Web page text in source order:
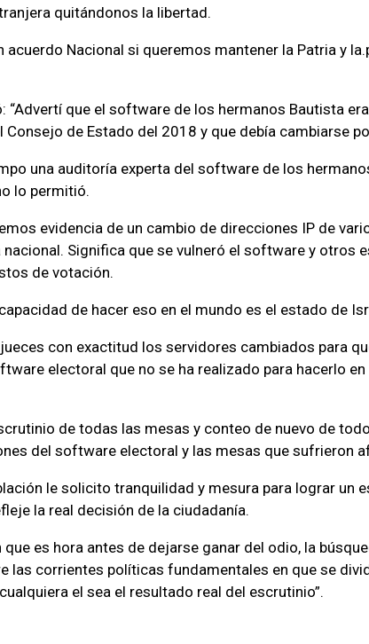
quitándonos la libertad.
acuerdo Nacional si queremos mantener la Patria y
“Advertí que el software de los hermanos Bautista
Consejo de Estado del 2018 y que debía cambiarse
una auditoría experta del software de los
lo permitió.
evidencia de un cambio de direcciones IP de
Significa que se vulneró el software y otros
de votación.
de hacer eso en el mundo es el estado de
con exactitud los servidores cambiados para
electoral que no se ha realizado para hacerlo
de todas las mesas y conteo de nuevo de
del software electoral y las mesas que sufrieron
le solicito tranquilidad y mesura para lograr un
la real decisión de la ciudadanía.
que es hora antes de dejarse ganar del odio, la
las corrientes políticas fundamentales en que se
el sea el resultado real del escrutinio”.